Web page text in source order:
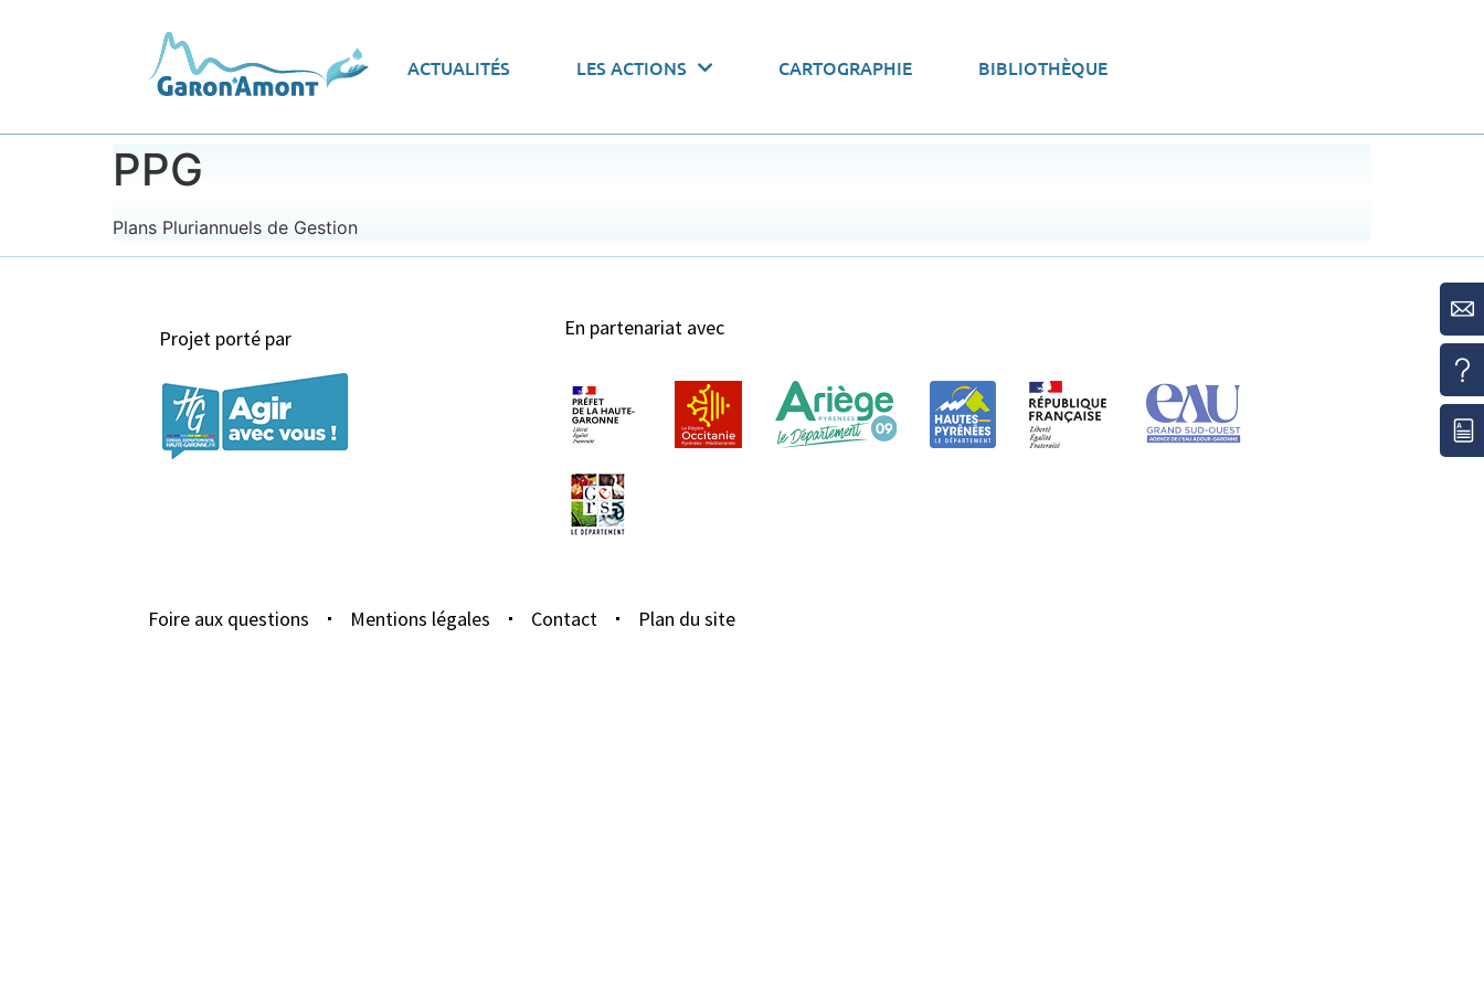
ACTUALITÉS LES ACTIONS CARTOGRAPHIE BIBLIOTHÈQUE
Vue d’ensemble Les actions par thématiques
PPG
Plans Pluriannuels de Gestion
Projet porté par En partenariat avec
Foire aux questions Mentions légales Contact Plan du site